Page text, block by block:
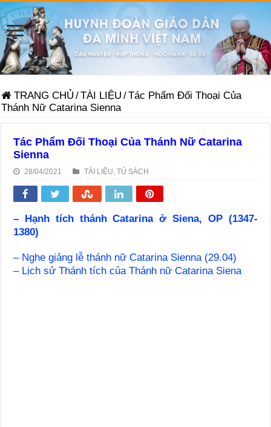
TRANG CHỦ /TÀI LIỆU /Tác Phẩm Đối Thoại Của
Thánh Nữ Catarina Sienna
Tác Phẩm Đối Thoại Của Thánh Nữ Catarina
Sienna
28/04/2021 TÀI LIỆU ,TỦ SÁCH
– Hạnh tích thánh Catarina ở Siena, OP (1347-
1380)
– Nghe giảng lễ thánh nữ Catarina Sienna (29.04)
– Lịch sử Thánh tích của Thánh nữ Catarina Siena